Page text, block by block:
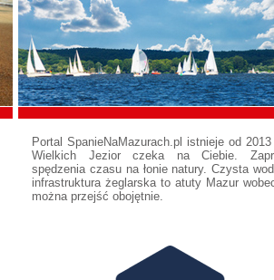
Portal SpanieNaMazurach.pl istnieje od
Wielkich Jezior czeka na Ciebie.
spędzenia czasu na łonie natury. Czysta
infrastruktura żeglarska to atuty Mazur
można przejść obojętnie.